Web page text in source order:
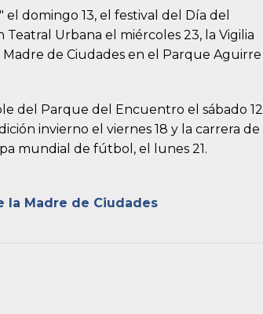
domingo 13, el festival del Día del
Urbana el miércoles 23, la Vigilia
de Ciudades en el Parque Aguirre
del Parque del Encuentro el sábado 12
invierno el viernes 18 y la carrera de
mundial de fútbol, el lunes 21.
la Madre de Ciudades